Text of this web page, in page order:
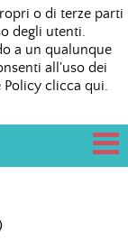
o di terze parti
degli utenti.
a un qualunque
all'uso dei
Policy clicca qui.